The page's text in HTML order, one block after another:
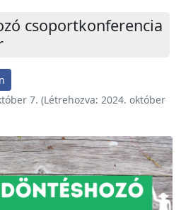
csoportkonferencia
7. (Létrehozva: 2024. október